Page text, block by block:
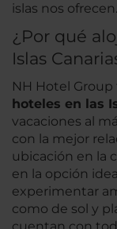
islas nos ofrecen.
¿Por qué
Islas
NH Hotel
hoteles en las
vacaciones al
con la mejor
ubicación en la
en la opción
experimentar
como de sol y